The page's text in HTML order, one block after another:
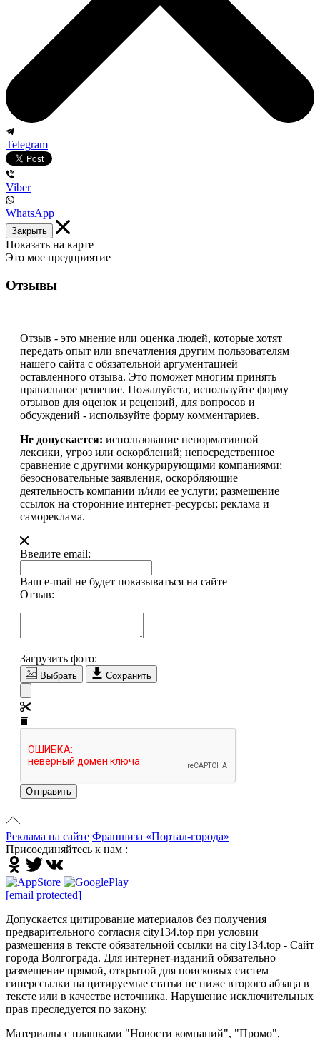
Telegram
Viber
WhatsApp
Закрыть
Показать на карте
Это мое предприятие
Отзывы
Отзыв - это мнение или оценка людей, которые хотят
передать опыт или впечатления другим пользователям
нашего сайта с обязательной аргументацией
оставленного отзыва. Это поможет многим принять
правильное решение. Пожалуйста, используйте форму
отзывов для оценок и рецензий, для вопросов и
обсуждений - используйте форму комментариев.
Не допускается: использование ненормативной
лексики, угроз или оскорблений; непосредственное
сравнение с другими конкурирующими компаниями;
безосновательные заявления, оскорбляющие
деятельность компании и/или ее услуги; размещение
ссылок на сторонние интернет-ресурсы; реклама и
самореклама.
Введите email:
Ваш e-mail не будет показываться на сайте
Отзыв:
Загрузить фото:
Выбрать Сохранить
Отправить
Реклама на сайте Франшиза «Портал-города»
Присоединяйтесь к нам :
[email protected]
Допускается цитирование материалов без получения
предварительного согласия city134.top при условии
размещения в тексте обязательной ссылки на city134.top - Сайт
города Волгограда. Для интернет-изданий обязательно
размещение прямой, открытой для поисковых систем
гиперссылки на цитируемые статьи не ниже второго абзаца в
тексте или в качестве источника. Нарушение исключительных
прав преследуется по закону.
Материалы с плашками "Новости компаний", "Промо",